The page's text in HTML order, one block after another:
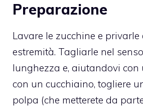
Preparazione
Lavare le zucchine e privarle
estremità. Tagliarle nel
lunghezza e, aiutandovi con
con un cucchiaino, togliere
polpa (che metterete da